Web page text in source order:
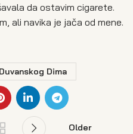
da ostavim cigarete.
ali navika je jača od mene.
Dima
Older